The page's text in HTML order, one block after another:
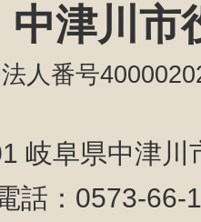
中津川市
法人番号
岐阜県中津
話：0573-